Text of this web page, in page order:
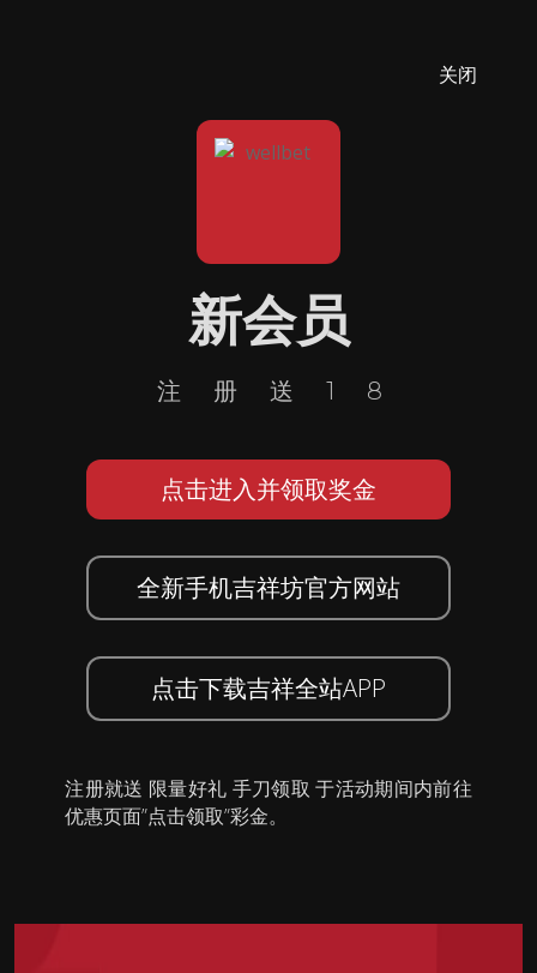
关闭
新会员
注册送18
点击进入并领取奖金
全新手机吉祥坊官方网站
点击下载吉祥全站APP
注册就送 限量好礼 手刀领取 于活动期间内前往
优惠页面”点击领取”彩金。